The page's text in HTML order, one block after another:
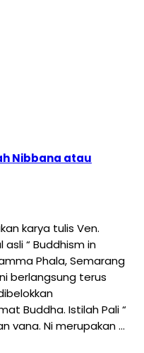
Nibbana atau
karya tulis Ven.
“ Buddhism in
Phala, Semarang
berlangsung terus
Buddha. Istilah Pali “
vana. Ni merupakan …